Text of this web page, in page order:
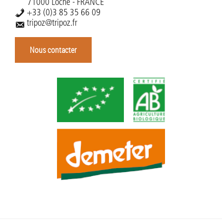
71000 Loché - FRANCE
+33 (0)3 85 35 66 09
tripoz@tripoz.fr
Nous contacter